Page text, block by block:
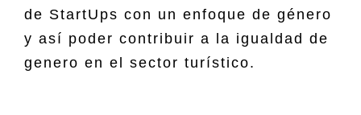
de StartUps con un enfoque de género
y así poder contribuir a la igualdad de
genero en el sector turístico.